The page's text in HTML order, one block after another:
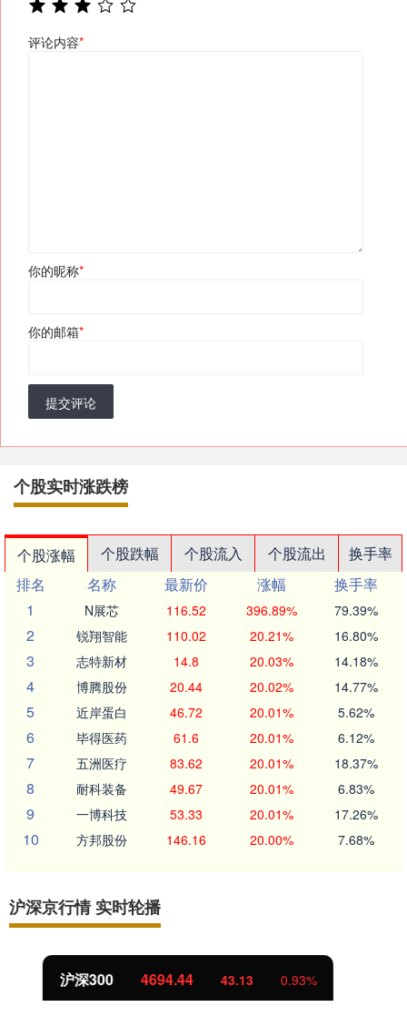
评论内容*
你的昵称*
你的邮箱*
提交评论
个股实时涨跌榜
个股涨幅 个股跌幅 个股流入 个股流出
换手率
排名
名称 最新价 涨幅
换手率
1
N展芯 116.52 396.89% 79.39%
2 锐翔智能 110.02 20.21% 16.80%
3 志特新材 14.8 20.03% 14.18%
4 博腾股份 20.44 20.02% 14.77%
5 近岸蛋白 46.72 20.01% 5.62%
6 毕得医药 61.6 20.01% 6.12%
7 五洲医疗 83.62 20.01% 18.37%
8 耐科装备 49.67 20.01% 6.83%
9 一博科技 53.33 20.01% 17.26%
10 方邦股份 146.16 20.00% 7.68%
沪深京行情 实时轮播
北证50 1134.24 11.37 1.01%